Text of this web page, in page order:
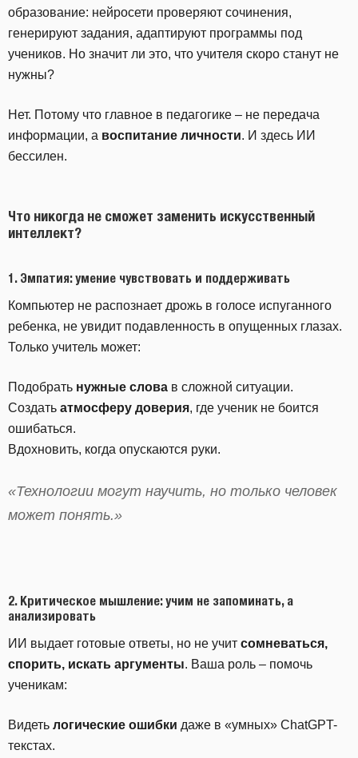
образование: нейросети проверяют сочинения,
генерируют задания, адаптируют программы под
учеников. Но значит ли это, что учителя скоро станут не
нужны?
Нет. Потому что главное в педагогике – не передача
информации, а воспитание личности. И здесь ИИ
бессилен.
Что никогда не сможет заменить искусственный
интеллект?
1. Эмпатия: умение чувствовать и поддерживать
Компьютер не распознает дрожь в голосе испуганного
ребенка, не увидит подавленность в опущенных глазах.
Только учитель может:
Подобрать нужные слова в сложной ситуации.
Создать атмосферу доверия, где ученик не боится
ошибаться.
Вдохновить, когда опускаются руки.
«Технологии могут научить, но только человек
может понять.»
2. Критическое мышление: учим не запоминать, а
анализировать
ИИ выдает готовые ответы, но не учит сомневаться,
спорить, искать аргументы. Ваша роль – помочь
ученикам:
Видеть логические ошибки даже в «умных» ChatGPT-
текстах.